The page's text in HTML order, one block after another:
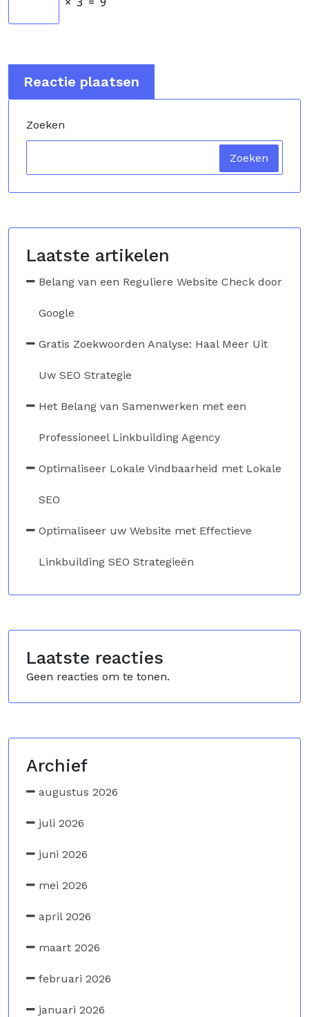
Zoeken
Zoeken
Laatste artikelen
Belang van een Reguliere Website Check door
Google
Gratis Zoekwoorden Analyse: Haal Meer Uit
Uw SEO Strategie
Het Belang van Samenwerken met een
Professioneel Linkbuilding Agency
Optimaliseer Lokale Vindbaarheid met Lokale
SEO
Optimaliseer uw Website met Effectieve
Linkbuilding SEO Strategieën
Laatste reacties
Geen reacties om te tonen.
Archief
augustus 2026
juli 2026
juni 2026
mei 2026
april 2026
maart 2026
februari 2026
januari 2026